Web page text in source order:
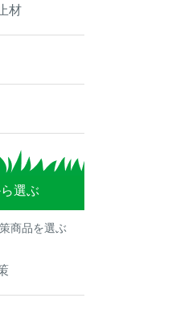
材
選ぶ
商品を選ぶ